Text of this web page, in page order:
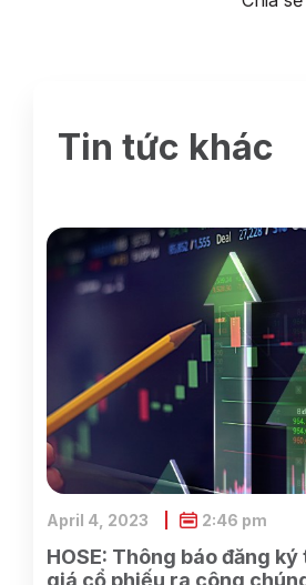
Tin tức khác
HOSE: Thông báo đăng
giá cổ phiếu ra công
April 4, 2023 2:46 pm